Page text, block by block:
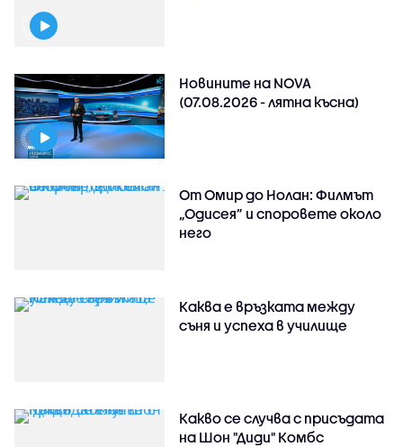
Новините на NOVA
(07.08.2026 - лятна късна)
От Омир до Нолан: Филмът
„Одисея” и споровете около
него
Каква е връзката между
съня и успеха в училище
Какво се случва с присъдата
на Шон "Диди" Комбс